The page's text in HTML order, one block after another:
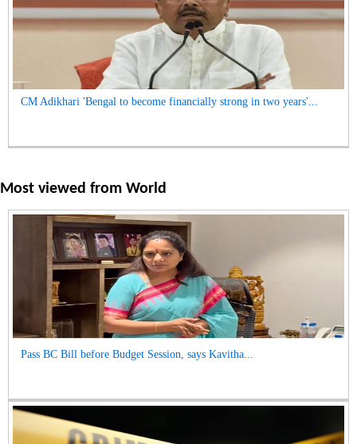
CM Adikhari 'Bengal to become financially strong in two years'...
Most viewed from World
Pass BC Bill before Budget Session, says Kavitha...